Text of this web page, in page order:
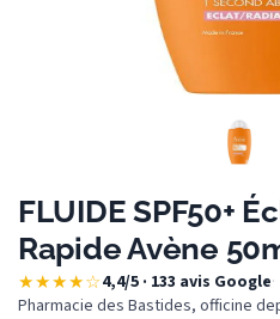
FLUIDE SPF50+
Rapide Avène
★★★★☆4,4/5 · 133 avis Google·
Pharmacie des Bastides, officine